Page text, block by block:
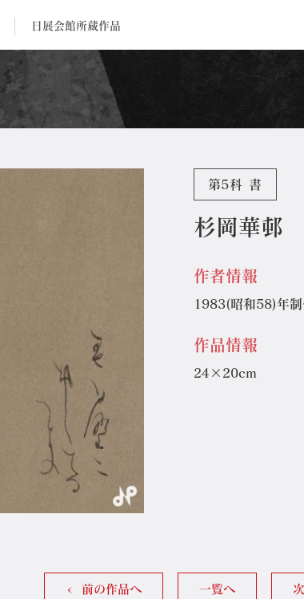
日展会館所蔵作品
第5科 書
杉岡華邨
作者情報
1983(昭和58)年制
作品情報
24×20cm
前の作品へ 一覧へ